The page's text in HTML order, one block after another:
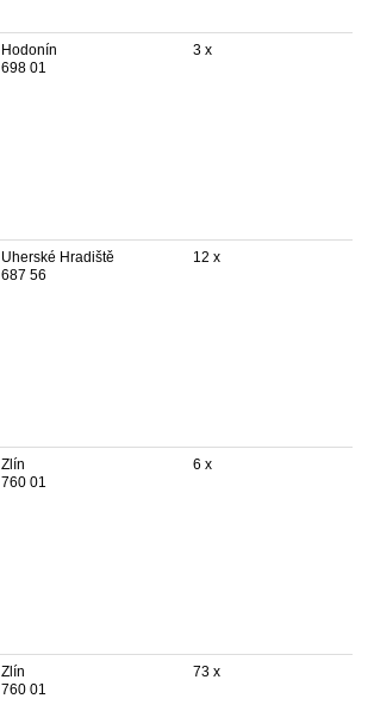
Hodonín
698 01
3 x
Uherské Hradiště
687 56
12 x
Zlín
760 01
6 x
Zlín
760 01
73 x